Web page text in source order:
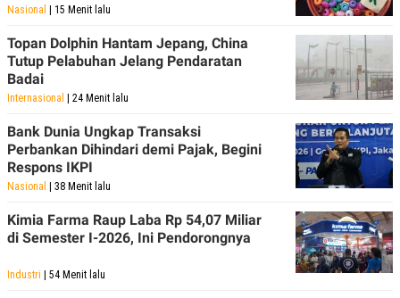
Nasional | 15 Menit lalu
Topan Dolphin Hantam Jepang, China
Tutup Pelabuhan Jelang Pendaratan
Badai
Internasional | 24 Menit lalu
Bank Dunia Ungkap Transaksi
Perbankan Dihindari demi Pajak, Begini
Respons IKPI
Nasional | 38 Menit lalu
Kimia Farma Raup Laba Rp 54,07 Miliar
di Semester I-2026, Ini Pendorongnya
Industri | 54 Menit lalu